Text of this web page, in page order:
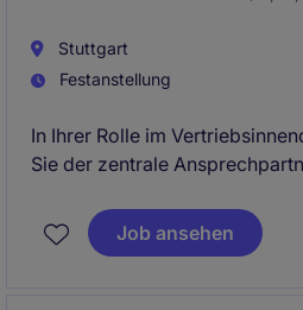
Stuttgart
Festanstellung
In Ihrer Rolle im
Sie der zentrale
von Verkaufsstrategien. Mit
Organisationstalent und Ihrer
Job ansehen